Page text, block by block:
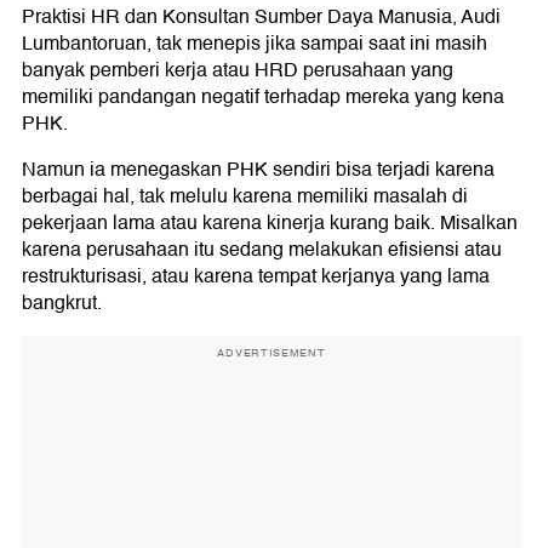
Praktisi HR dan Konsultan Sumber Daya Manusia, Audi
Lumbantoruan, tak menepis jika sampai saat ini masih
banyak pemberi kerja atau HRD perusahaan yang
memiliki pandangan negatif terhadap mereka yang kena
PHK.
Namun ia menegaskan PHK sendiri bisa terjadi karena
berbagai hal, tak melulu karena memiliki masalah di
pekerjaan lama atau karena kinerja kurang baik. Misalkan
karena perusahaan itu sedang melakukan efisiensi atau
restrukturisasi, atau karena tempat kerjanya yang lama
bangkrut.
ADVERTISEMENT